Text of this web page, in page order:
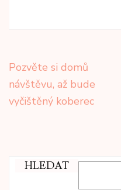
Navigace
pro
příspěvek
Pozvěte si domů
návštěvu, až bude
vyčištěný koberec
HLEDAT